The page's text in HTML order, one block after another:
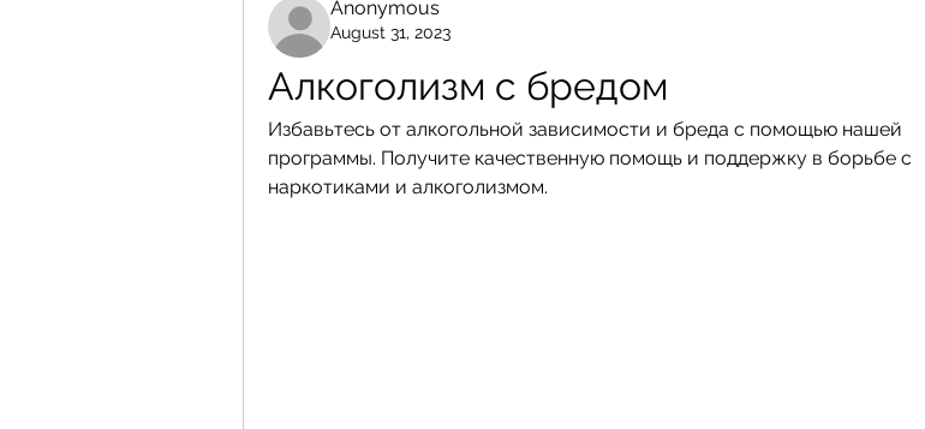
Anonymous
August 31, 2023
Алкоголизм с бредом
Избавьтесь от алкогольной зависимости и бреда с помощью нашей
программы. Получите качественную помощь и поддержку в борьбе с
наркотиками и алкоголизмом.